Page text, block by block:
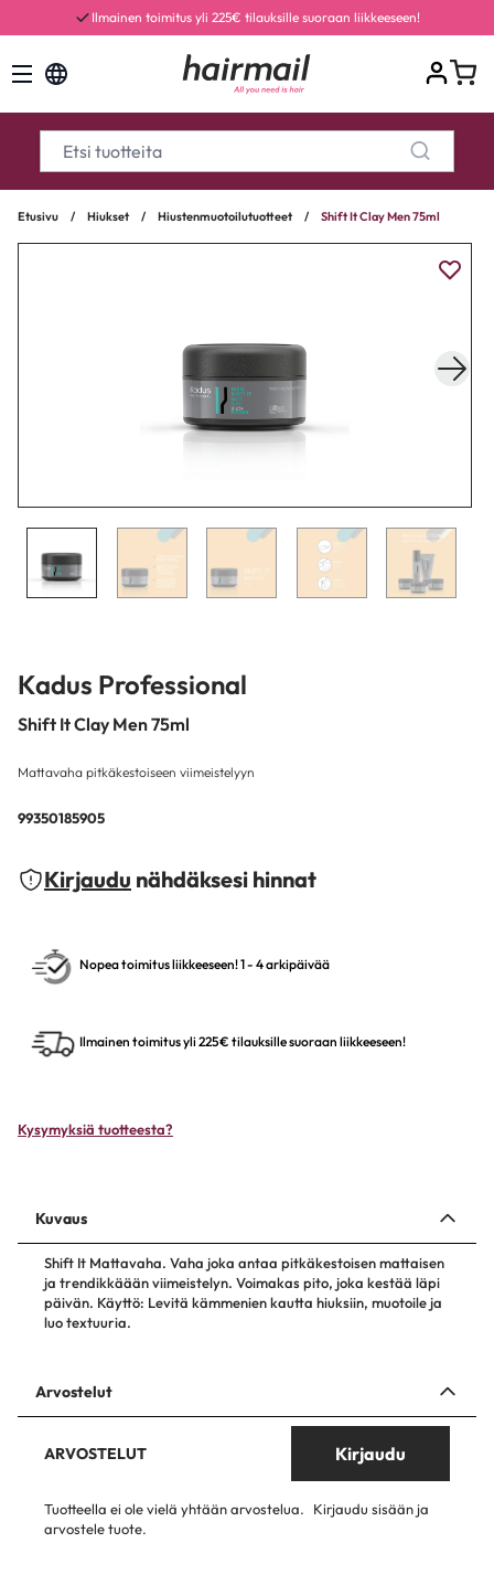
Ilmainen toimitus yli 225€ tilauksille suoraan liikkeeseen!
Etusivu / Hiukset / Hiustenmuotoilutuotteet / Shift It Clay Men 75ml
Kadus Professional
Shift It Clay Men 75ml
Mattavaha pitkäkestoiseen viimeistelyyn
99350185905
Kirjaudu nähdäksesi hinnat
Nopea toimitus liikkeeseen! 1 - 4 arkipäivää
Ilmainen toimitus yli 225€ tilauksille suoraan liikkeeseen!
Kysymyksiä tuotteesta?
Kuvaus
Shift It Mattavaha. Vaha joka antaa pitkäkestoisen mattaisen
ja trendikkäään viimeistelyn. Voimakas pito, joka kestää läpi
päivän. Käyttö: Levitä kämmenien kautta hiuksiin, muotoile ja
luo textuuria.
Arvostelut
ARVOSTELUT Kirjaudu
Tuotteella ei ole vielä yhtään arvostelua.
Kirjaudu sisään ja
arvostele tuote.